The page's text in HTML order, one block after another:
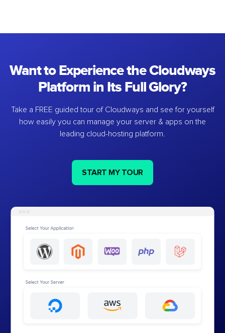
Want to Experience the Cloudways
Platform in Its Full Glory?
Take a FREE guided tour of Cloudways and see for yourself
how easily you can manage your server & apps on the
leading cloud-hosting platform.
START MY TOUR